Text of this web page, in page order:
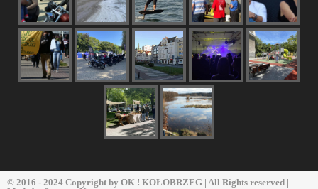
© 2016 - 2024 Copyright by OK ! KOŁOBRZEG | All Rights reserved |